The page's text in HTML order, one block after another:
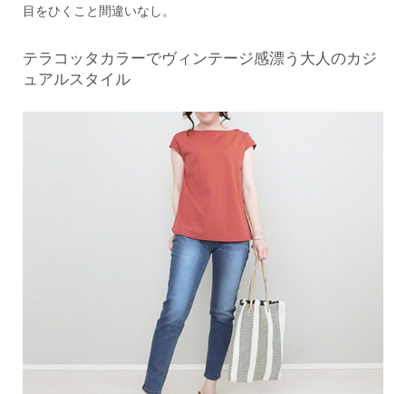
目をひくこと間違いなし。
テラコッタカラーでヴィンテージ感漂う大人のカジ
ュアルスタイル